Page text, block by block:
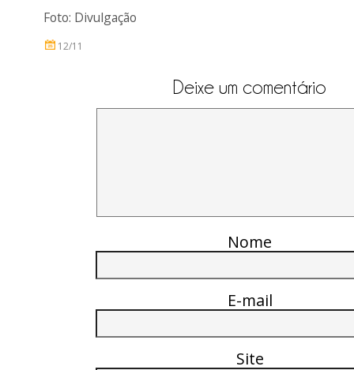
Foto: Divulgação
12/11
Deixe um comentário
Nome
E-mail
Site